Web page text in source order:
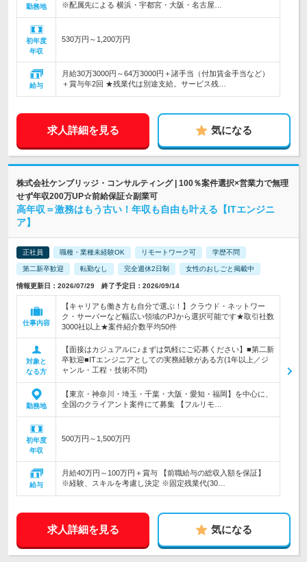
勤務地
※配属先による 横浜・宇都宮・大阪・名古屋…
初年度
年収
530万円～1,200万円
給与
月給30万3000円～64万3000円＋諸手当（付加賃金手当など）
＋賞与年2回 ★残業代は別途支給。サービス残…
求人詳細を見る 気になる
株式会社ケンブリッジ・コンサルティング | 100％案件選択×営業力で無理
せず年収200万UP☆前給保証☆副業可
高年収＝激務はもう古い！年収も自由も叶える【ITエンジニ
ア】
正社員 職種・業種未経験OK リモートワーク可 学歴不問
第二新卒歓迎 転勤なし 完全週休2日制 女性のおしごと掲載中
情報更新日：2026/07/29 終了予定日：2026/09/14
仕事内容
【キャリアも働き方も自分で選ぶ！】クラウド・ネットワー
ク・サーバーなど幅広い領域のPJから選択可能です★取引社数
3000社以上★案件紹介数平均50件
対象と
なる方
【面接はカジュアルに♪まずは気軽にご応募ください】■第二新
卒歓迎■ITエンジニアとしての実務経験がある方(1年以上／ジ
ャンル・工程・技術不問)
勤務地
【東京・神奈川・埼玉・千葉・大阪・愛知・福岡】を中心に、
全国のクライアント案件にて募集 【フルリモ…
初年度
年収
500万円～1,500万円
給与
月給40万円～100万円＋賞与 【前職給与の総収入額を保証】
※経験、スキルを考慮し決定 ※固定残業代(30…
求人詳細を見る 気になる